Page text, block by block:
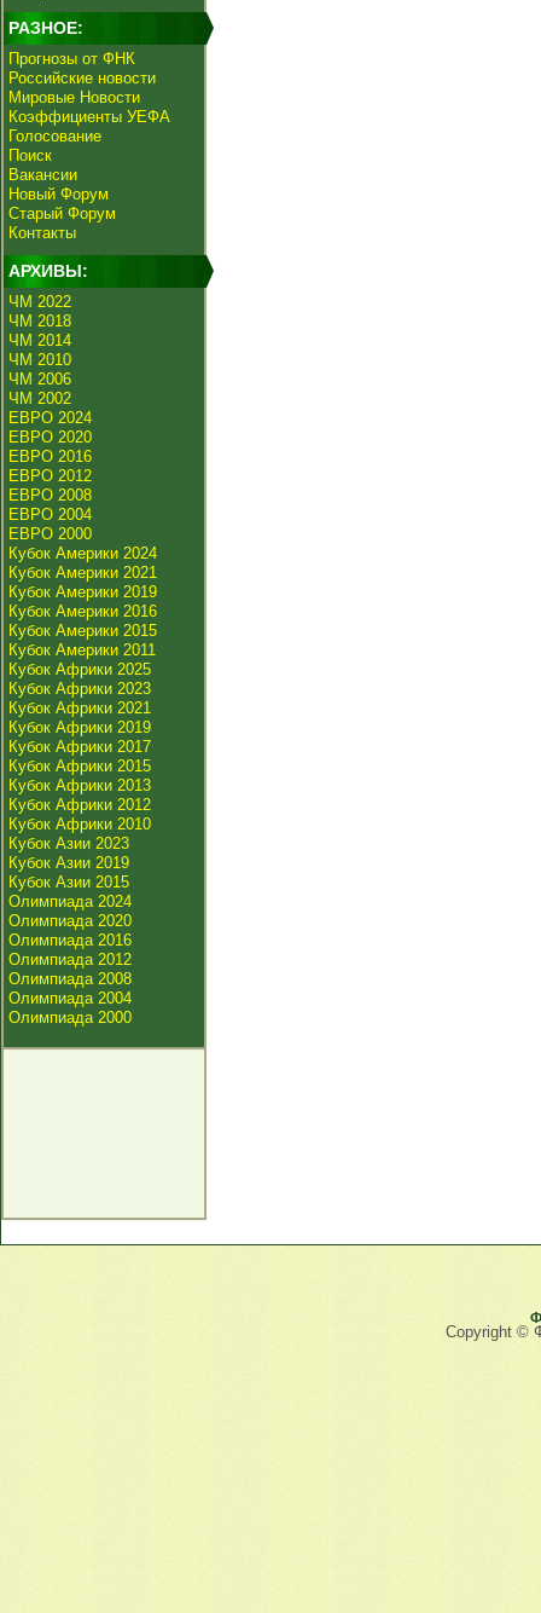
РАЗНОЕ:
Прогнозы от ФНК
Российские новости
Мировые Новости
Коэффициенты УЕФА
Голосование
Поиск
Вакансии
Новый Форум
Старый Форум
Контакты
АРХИВЫ:
ЧМ 2022
ЧМ 2018
ЧМ 2014
ЧМ 2010
ЧМ 2006
ЧМ 2002
ЕВРО 2024
ЕВРО 2020
ЕВРО 2016
ЕВРО 2012
ЕВРО 2008
ЕВРО 2004
ЕВРО 2000
Кубок Америки 2024
Кубок Америки 2021
Кубок Америки 2019
Кубок Америки 2016
Кубок Америки 2015
Кубок Америки 2011
Кубок Африки 2025
Кубок Африки 2023
Кубок Африки 2021
Кубок Африки 2019
Кубок Африки 2017
Кубок Африки 2015
Кубок Африки 2013
Кубок Африки 2012
Кубок Африки 2010
Кубок Азии 2023
Кубок Азии 2019
Кубок Азии 2015
Олимпиада 2024
Олимпиада 2020
Олимпиада 2016
Олимпиада 2012
Олимпиада 2008
Олимпиада 2004
Олимпиада 2000
Copyright ©